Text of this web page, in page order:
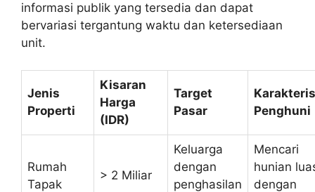
informasi publik yang tersedia dan dapat
bervariasi tergantung waktu dan ketersediaan
unit.
Jenis
Properti
Kisaran
Harga
(IDR)
Target
Pasar
Penghuni
Rumah
Tapak
> 2 Miliar
Keluarga
dengan
penghasilan
Mencari
hunian
dengan